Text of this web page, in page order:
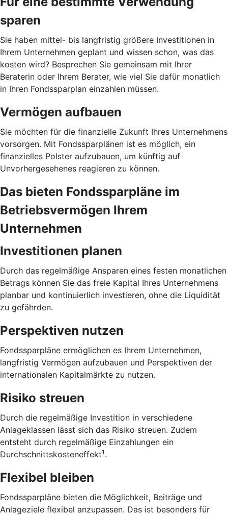
sparen
Sie haben mittel- bis langfristig größere Investitionen in
Ihrem Unternehmen geplant und wissen schon, was das
kosten wird? Besprechen Sie gemeinsam mit Ihrer
Beraterin oder Ihrem Berater, wie viel Sie dafür monatlich
in Ihren Fondssparplan einzahlen müssen.
Vermögen aufbauen
Sie möchten für die finanzielle Zukunft Ihres Unternehmens
vorsorgen. Mit Fondssparplänen ist es möglich, ein
finanzielles Polster aufzubauen, um künftig auf
Unvorhergesehenes reagieren zu können.
Das bieten Fondssparpläne im
Betriebsvermögen Ihrem
Unternehmen
Investitionen planen
Durch das regelmäßige Ansparen eines festen monatlichen
Betrags können Sie das freie Kapital Ihres Unternehmens
planbar und kontinuierlich investieren, ohne die Liquidität
zu gefährden.
Perspektiven nutzen
Fondssparpläne ermöglichen es Ihrem Unternehmen,
langfristig Vermögen aufzubauen und Perspektiven der
internationalen Kapitalmärkte zu nutzen.
Risiko streuen
Durch die regelmäßige Investition in verschiedene
Anlageklassen lässt sich das Risiko streuen. Zudem
entsteht durch regelmäßige Einzahlungen ein
Durchschnittskosteneffekt1 .
Flexibel bleiben
Fondssparpläne bieten die Möglichkeit, Beiträge und
Anlageziele flexibel anzupassen. Das ist besonders für